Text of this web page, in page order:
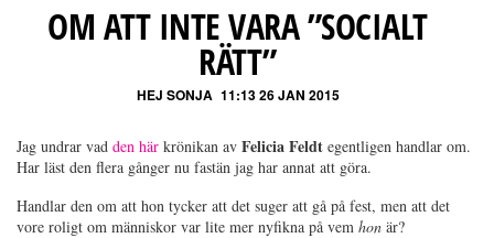
OM ATT INTE VARA ”SOCIALT
RÄTT”
HEJ SONJA 11:13 26 JAN 2015
Jag undrar vad den här krönikan av Felicia Feldt egentligen handlar om.
Har läst den flera gånger nu fastän jag har annat att göra.
Handlar den om att hon tycker att det suger att gå på fest, men att det
vore roligt om människor var lite mer nyfikna på vem hon är?